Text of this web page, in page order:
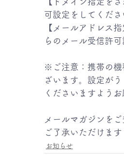
可設定をしてくださ
【 メールアドレス
らのメール受信許
※ご注意：携帯の機
ざいます。設定が
くださいますよう
メールマガジンを
ご了承いただけま
お知らせ